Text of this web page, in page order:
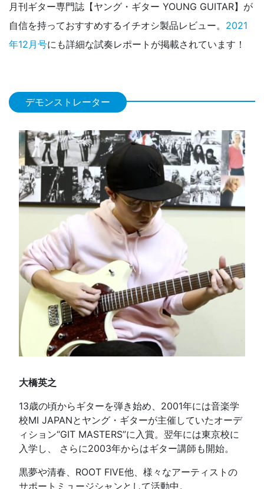
月刊ギター専門誌【ヤング・ギター YOUNG GUITAR】が
自信を持っておすすめするイチオシ製品レビュー。 2021
年12月号にも詳細な試奏レポートが掲載されています！
デモンストレーター
大橋英之
13歳の頃からギターを弾き始め、2001年には音楽学
校MI JAPANとヤング・ギターが主催していたオーデ
ィション“GIT MASTERS”に入賞。翌年には東京校に
入学し、 さらに2003年からはギター講師も開始。
黒夢や清春、ROOT FIVE他、様々なアーティストの
サポートミュージシャンとして活動中。